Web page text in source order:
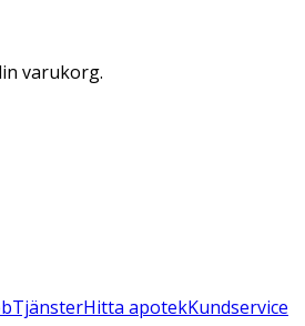
varukorg.
TjänsterHitta apotekKundservice